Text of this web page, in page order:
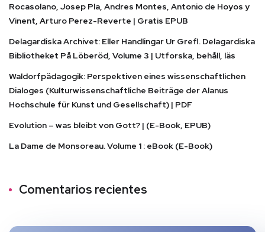
Rocasolano, Josep Pla, Andres Montes, Antonio de Hoyos y
Vinent, Arturo Perez-Reverte | Gratis EPUB
Delagardiska Archivet: Eller Handlingar Ur Grefl. Delagardiska
Bibliotheket På Löberöd, Volume 3 | Utforska, behåll, läs
Waldorfpädagogik: Perspektiven eines wissenschaftlichen
Dialoges (Kulturwissenschaftliche Beiträge der Alanus
Hochschule für Kunst und Gesellschaft) | PDF
Evolution – was bleibt von Gott? | (E-Book, EPUB)
La Dame de Monsoreau. Volume 1 : eBook (E-Book)
Comentarios recientes